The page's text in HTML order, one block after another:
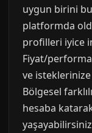
uygun birini
platformda
profilleri iyice
Fiyat/
ve
Bölgesel
hesaba